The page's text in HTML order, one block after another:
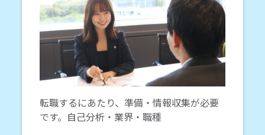
転職するにあたり、準備・情報収集が必要
です。自己分析・業界・職種